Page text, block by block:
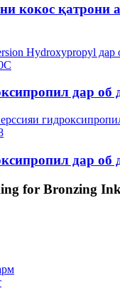
кокос қатрони
дар об
дар об
for Bronzing Ink